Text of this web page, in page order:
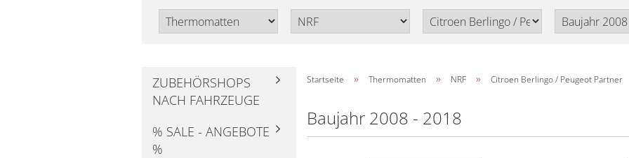
Startseite » Thermomatten » NRF » Citroen Berlingo / Peugeot Partner
Baujahr 2008 - 2018
ZUBEHÖRSHOPS
NACH FAHRZEUGE
% SALE - ANGEBOTE
%